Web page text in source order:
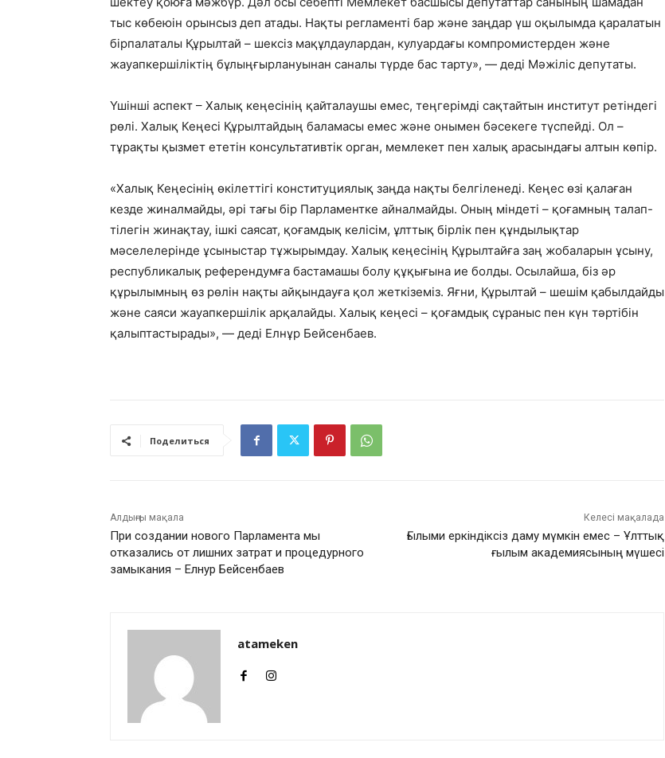
тыс көбеюін орынсыз деп атады. Нақты регламенті бар және заңдар үш оқылымда қаралатын
бірпалаталы Құрылтай – шексіз мақұлдаулардан, кулуардағы компромистерден және
жауапкершіліктің бұлыңғырлануынан саналы түрде бас тарту», — деді Мәжіліс депутаты.
Үшінші аспект – Халық кеңесінің қайталаушы емес, теңгерімді сақтайтын институт ретіндегі
рөлі. Халық Кеңесі Құрылтайдың баламасы емес және онымен бәсекеге түспейді. Ол –
тұрақты қызмет ететін консультативтік орган, мемлекет пен халық арасындағы алтын көпір.
«Халық Кеңесінің өкілеттігі конституциялық заңда нақты белгіленеді. Кеңес өзі қалаған
кезде жиналмайды, әрі тағы бір Парламентке айналмайды. Оның міндеті – қоғамның талап-
тілегін жинақтау, ішкі саясат, қоғамдық келісім, ұлттық бірлік пен құндылықтар
мәселелерінде ұсыныстар тұжырымдау. Халық кеңесінің Құрылтайға заң жобаларын ұсыну,
республикалық референдумға бастамашы болу құқығына ие болды. Осылайша, біз әр
құрылымның өз рөлін нақты айқындауға қол жеткіземіз. Яғни, Құрылтай – шешім қабылдайды
және саяси жауапкершілік арқалайды. Халық кеңесі – қоғамдық сұраныс пен күн тәртібін
қалыптастырады», — деді Елнұр Бейсенбаев.
Поделиться
Алдыңғы мақала
При создании нового Парламента мы
отказались от лишних затрат и процедурного
замыкания – Елнур Бейсенбаев
Келесі мақалада
Ғылыми еркіндіксіз даму мүмкін емес – Ұлттық
ғылым академиясының мүшесі
atameken